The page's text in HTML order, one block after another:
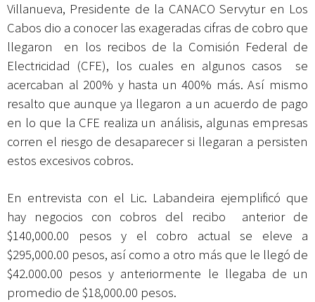
Villanueva, Presidente de la CANACO Servytur en Los
Cabos dio a conocer las exageradas cifras de cobro que
llegaron en los recibos de la Comisión Federal de
Electricidad (CFE), los cuales en algunos casos se
acercaban al 200% y hasta un 400% más. Así mismo
resalto que aunque ya llegaron a un acuerdo de pago
en lo que la CFE realiza un análisis, algunas empresas
corren el riesgo de desaparecer si llegaran a persisten
estos excesivos cobros.
En entrevista con el Lic. Labandeira ejemplificó que
hay negocios con cobros del recibo anterior de
$140,000.00 pesos y el cobro actual se eleve a
$295,000.00 pesos, así como a otro más que le llegó de
$42.000.00 pesos y anteriormente le llegaba de un
promedio de $18,000.00 pesos.